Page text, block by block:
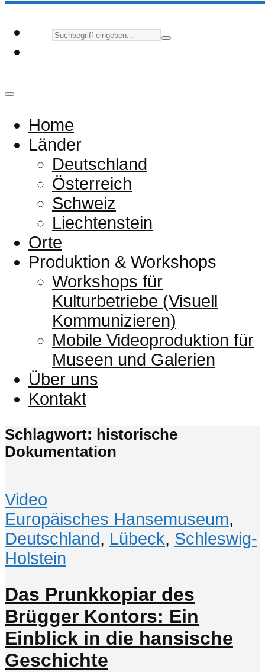
Home
Länder
Deutschland
Österreich
Schweiz
Liechtenstein
Orte
Produktion & Workshops
Workshops für
Kulturbetriebe (Visuell
Kommunizieren)
Mobile Videoproduktion für
Museen und Galerien
Über uns
Kontakt
Schlagwort: historische
Dokumentation
Video
Europäisches Hansemuseum,
Deutschland, Lübeck, Schleswig-
Holstein
Das Prunkkopiar des
Brügger Kontors: Ein
Einblick in die hansische
Geschichte